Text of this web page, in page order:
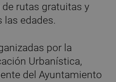
de rutas gratuitas y
las edades.
por la
Urbanística,
del Ayuntamiento